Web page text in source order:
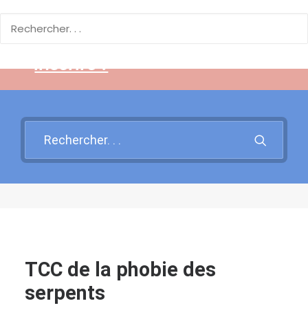
Rendez-vous sur cette page
inscrire !
TCC de la phobie des
serpents